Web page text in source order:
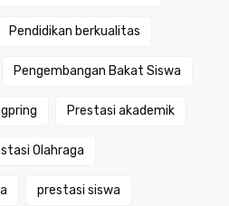
Pendidikan berkualitas
Pengembangan Bakat Siswa
Prestasi akademik
Olahraga
prestasi siswa